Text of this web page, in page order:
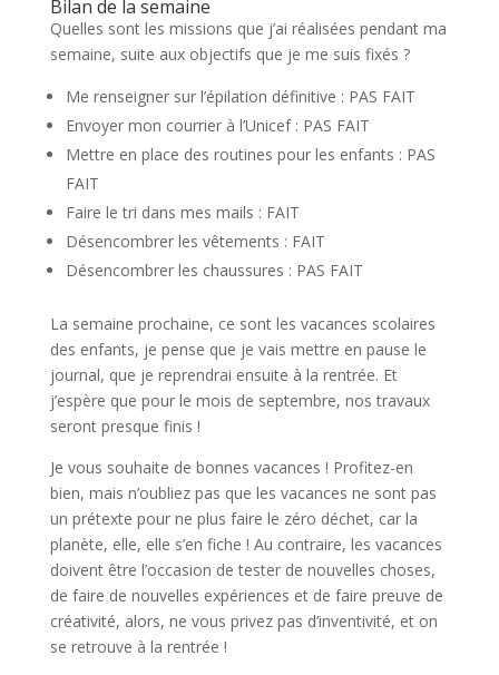
Bilan de la semaine
Quelles sont les missions que j’ai réalisées pendant ma
semaine, suite aux objectifs que je me suis fixés ?
Me renseigner sur l’épilation définitive : PAS FAIT
Envoyer mon courrier à l’Unicef : PAS FAIT
Mettre en place des routines pour les enfants : PAS
FAIT
Faire le tri dans mes mails : FAIT
Désencombrer les vêtements : FAIT
Désencombrer les chaussures : PAS FAIT
La semaine prochaine, ce sont les vacances scolaires
des enfants, je pense que je vais mettre en pause le
journal, que je reprendrai ensuite à la rentrée. Et
j’espère que pour le mois de septembre, nos travaux
seront presque finis !
Je vous souhaite de bonnes vacances ! Profitez-en
bien, mais n’oubliez pas que les vacances ne sont pas
un prétexte pour ne plus faire le zéro déchet, car la
planète, elle, elle s’en fiche ! Au contraire, les vacances
doivent être l’occasion de tester de nouvelles choses,
de faire de nouvelles expériences et de faire preuve de
créativité, alors, ne vous privez pas d’inventivité, et on
se retrouve à la rentrée !